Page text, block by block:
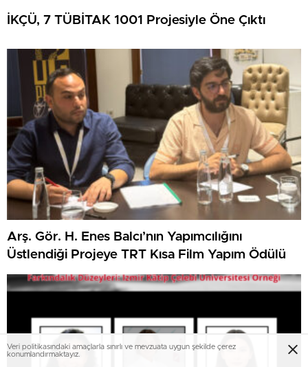
İKÇÜ, 7 TÜBİTAK 1001 Projesiyle Öne Çıktı
Arş. Gör. H. Enes Balcı’nın Yapımcılığını
Üstlendiği Projeye TRT Kısa Film Yapım Ödülü
Veri politikasındaki amaçlarla sınırlı ve mevzuata uygun şekilde çerez
konumlandırmaktayız.